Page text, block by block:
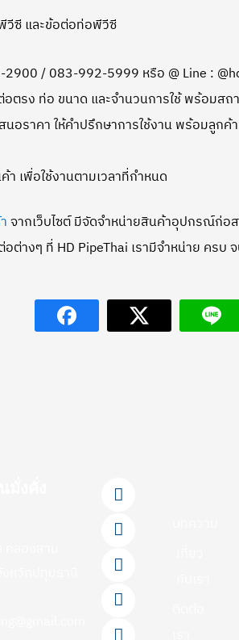
วีซี และข้อต่อท่อพีวีซี
2900 / 083-992-5999 หรือ @ Line :
อตรง ท่อ ขนาด และจำนวนการใช้ พร้อมสถ
นอราคา ให้คำปรึกษาการใช้งาน พร้อมลูกค้
า เพื่อใช้งานตามเวลาที่กำหนด
จากเว็บไซต์ มีจัดจำหน่ายสินค้าอุปกรณ์ก่อ
ต่างๆ ที่ HD PipeThai เรามีจำหน่าย ครบ
F
a
c
e
b
o
k
L
i
n
e
Y
o
u
t
u
b
T
i
k
t
o
k
I
n
s
t
a
g
a